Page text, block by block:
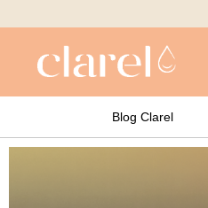
Blog Clarel